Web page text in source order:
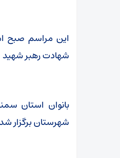
این مراسم صبح
شهادت رهبر شهید
بانوان استان
شهرستان برگزار